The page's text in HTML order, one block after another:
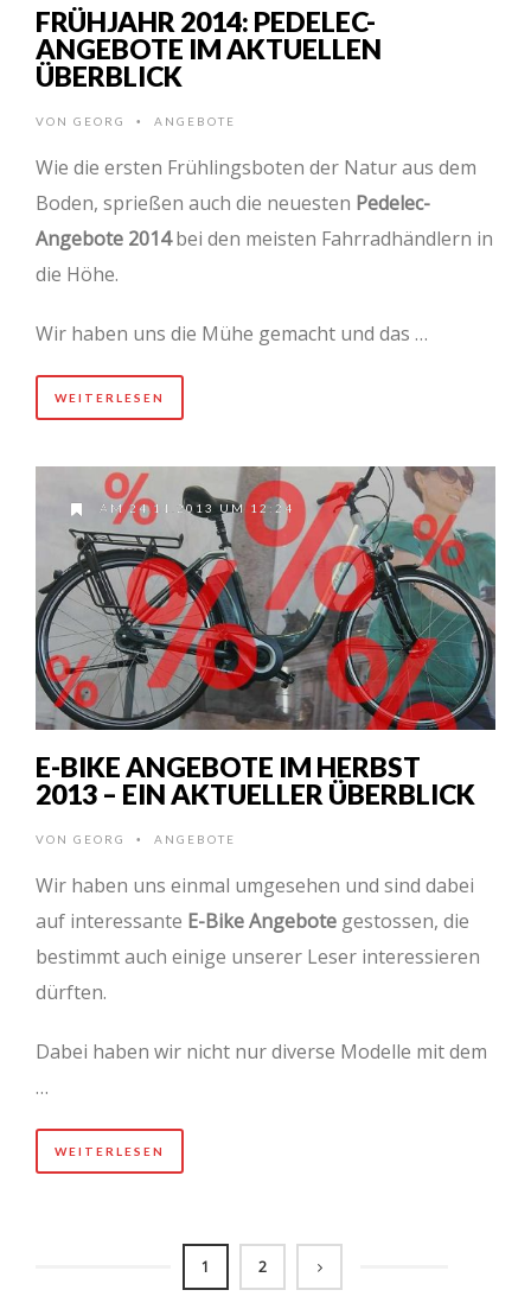
FRÜHJAHR 2014: PEDELEC-
ANGEBOTE IM AKTUELLEN
ÜBERBLICK
VON GEORG • ANGEBOTE
Wie die ersten Frühlingsboten der Natur aus dem
Boden, sprießen auch die neuesten Pedelec-
Angebote 2014bei den meisten Fahrradhändlern in
die Höhe.
Wir haben uns die Mühe gemacht und das …
WEITERLESEN
AM 24.11.2013 UM 12:24
E-BIKE ANGEBOTE IM HERBST
2013 – EIN AKTUELLER ÜBERBLICK
VON GEORG • ANGEBOTE
Wir haben uns einmal umgesehen und sind dabei
auf interessante E-Bike Angebote gestossen, die
bestimmt auch einige unserer Leser interessieren
dürften.
Dabei haben wir nicht nur diverse Modelle mit dem
…
WEITERLESEN
1 2